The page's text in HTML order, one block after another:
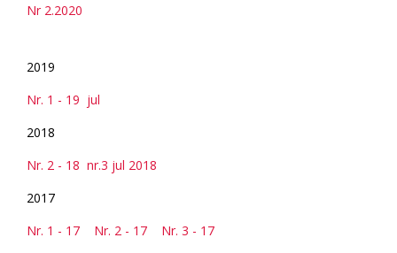
Nr 2.2020
2019
Nr. 1 - 19 jul
2018
Nr. 2 - 18 nr.3 jul 2018
2017
Nr. 1 - 17
Nr. 2 - 17
Nr. 3 - 17